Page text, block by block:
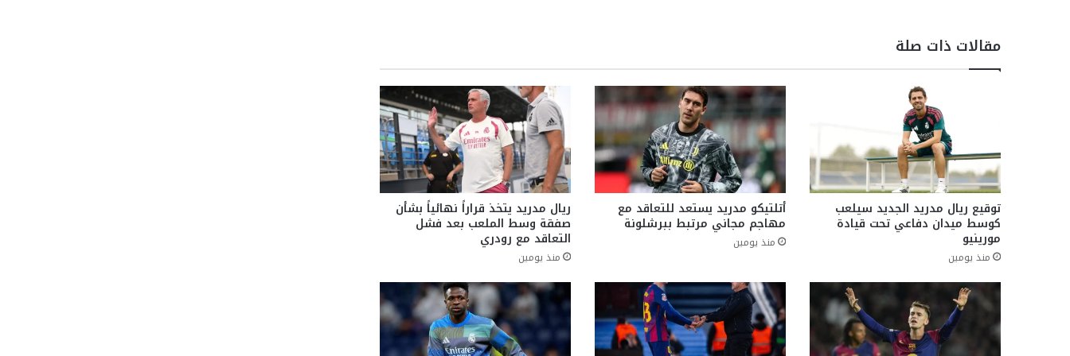
مقالات ذات صلة
توقيع ريال مدريد الجديد سيلعب
كوسط ميدان دفاعي تحت قيادة
مورينيو
منذ يومين
أتلتيكو مدريد يستعد للتعاقد مع
مهاجم مجاني مرتبط ببرشلونة
منذ يومين
ريال مدريد يتخذ قراراً نهائياً بشأن
صفقة وسط الملعب بعد فشل
التعاقد مع رودري
منذ يومين